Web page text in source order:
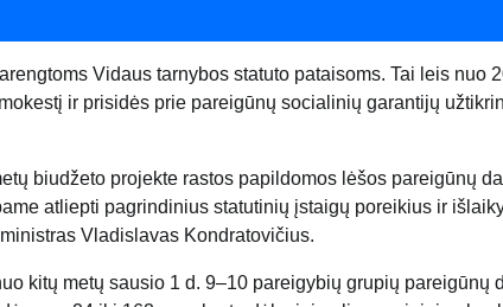
Vidaus tarnybos statuto pataisoms. Tai leis nuo
ir prisidės prie pareigūnų socialinių garantijų
biudžeto projekte rastos papildomos lėšos pareigūnų
atliepti pagrindinius statutinių įstaigų poreikius ir
Vladislavas Kondratovičius.
kitų metų sausio 1 d. 9–10 pareigybių grupių pareigūnų